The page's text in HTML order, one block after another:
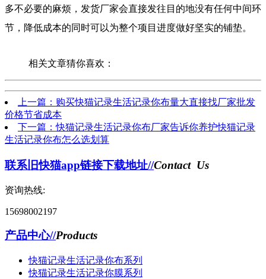
多不必要的麻烦，发货厂家会直接发往目的地没有任何中间环
节，降低成本的同时可以为整个项目进度做好坚实的铺垫。
相关文章猜你喜欢：
上一篇：购买快猫记录生活记录你布量大直接找厂家批发
价格节省成本
下一篇：快猫记录生活记录你布厂家告诉你养护快猫记录
生活记录你布怎么选划算
联系旧快猫app链接下载地址//Contact Us
资询热线:
15698002197
产品中心//Products
快猫记录生活记录你布系列
快猫记录生活记录你膜系列